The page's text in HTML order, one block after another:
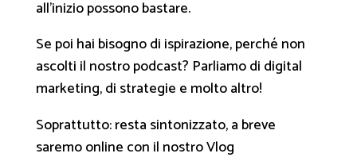
all’inizio possono bastare.
Se poi hai bisogno di ispirazione, perché non
ascolti il nostro podcast? Parliamo di digital
marketing, di strategie e molto altro!
Soprattutto: resta sintonizzato, a breve
saremo online con il nostro Vlog